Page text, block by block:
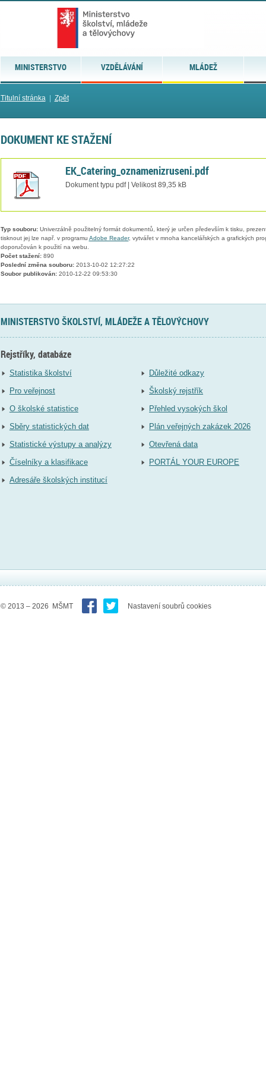
MINISTERSTVO VZDĚLÁVÁNÍ MLÁDEŽ
Titulní stránka| Zpět
DOKUMENT KE STAŽENÍ
EK_Catering_oznamenizruseni.pdf
Dokument typu pdf | Velikost 89,35 kB
Typ souboru:Univerzálně použitelný formát dokumentů, který je určen především k tisku,
tisknout jej lze např. v programu Adobe Reader, vytvářet v mnoha kancelářských a grafických
doporučován k použití na webu.
Počet stažení:890
Poslední změna souboru:2013-10-02 12:27:22
Soubor publikován:2010-12-22 09:53:30
MINISTERSTVO ŠKOLSTVÍ, MLÁDEŽE A TĚLOVÝCHOVY
Rejstříky, databáze
Statistika školství
Pro veřejnost
O školské statistice
Sběry statistických dat
Statistické výstupy a analýzy
Číselníky a klasifikace
Adresáře školských institucí
Důležité odkazy
Školský rejstřík
Přehled vysokých škol
Plán veřejných zakázek 2026
Otevřená data
PORTÁL YOUR EUROPE
© 2013 – 2026 MŠMT Nastavení soubrů cookies